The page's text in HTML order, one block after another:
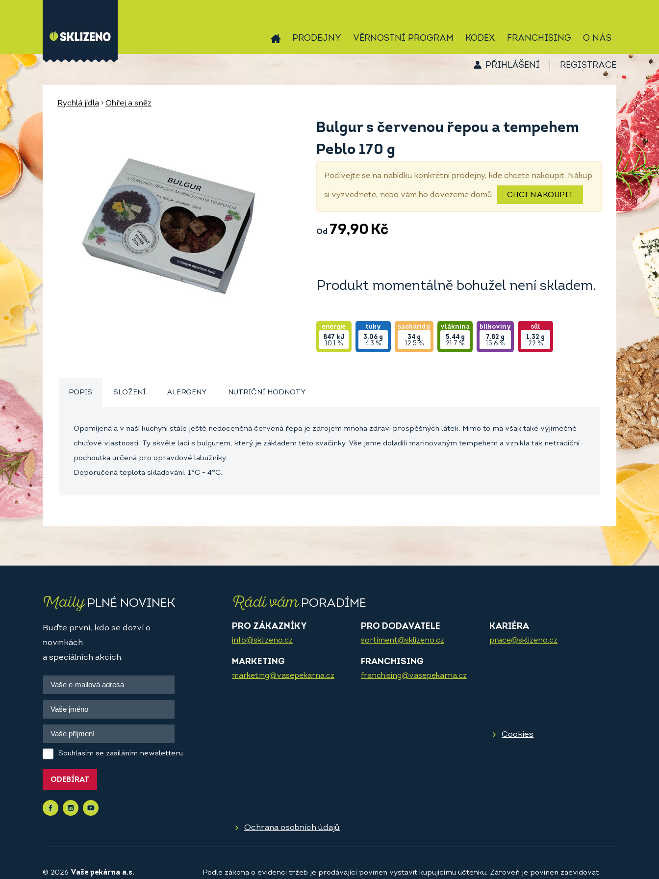
PRODEJNY VĚRNOSTNÍ PROGRAM KODEX FRANCHISING O NÁS
PŘIHLÁŠENÍ REGISTRACE
Rychlá jídla › Ohřej a sněz
Bulgur s červenou řepou a tempehem
Peblo 170 g
Podívejte se na nabídku konkrétní prodejny, kde chcete nakoupit. Nákup
si vyzvednete, nebo vám ho dovezeme domů. CHCI NAKOUPIT
Od 79,90 Kč
Produkt momentálně bohužel není skladem.
energie
847 kJ
10.1 %
tuky
3.06 g
4.3 %
sacharidy
34 g
12.5 %
vláknina
5.44 g
21.7 %
bílkoviny
7.82 g
15.6 %
sůl
1.32 g
22 %
POPIS SLOŽENÍ ALERGENY NUTRIČNÍ HODNOTY
Opomíjená a v naší kuchyni stále ještě nedoceněná červená řepa je zdrojem mnoha zdraví prospěšných látek. Mimo to má však také výjimečné
chuťové vlastnosti. Ty skvěle ladí s bulgurem, který je základem této svačinky. Vše jsme doladili marinovaným tempehem a vznikla tak netradiční
pochoutka určená pro opravdové labužníky.
Doporučená teplota skladování: 1°C - 4°C.
MailyPLNÉ NOVINEK
Buďte první, kdo se dozví o
novinkách
a speciálních akcích.
Souhlasím se zasíláním newsletteru
ODEBÍRAT
Rádi vámPORADÍME
PRO ZÁKAZNÍKY
info@sklizeno.cz
PRO DODAVATELE
sortiment@sklizeno.cz
KARIÉRA
prace@sklizeno.cz
MARKETING
marketing@vasepekarna.cz
FRANCHISING
franchising@vasepekarna.cz
Cookies
Ochrana osobních údajů
© 2026 Vaše pekárna a.s. Podle zákona o evidenci tržeb je prodávající povinen vystavit kupujícímu účtenku. Zároveň je povinen zaevidovat